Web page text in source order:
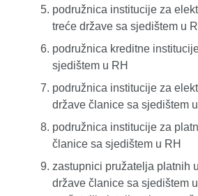
podružnica institucije za
treće države sa sjedištem u
podružnica kreditne
sjedištem u RH
podružnica institucije za
države članice sa sjedištem
podružnica institucije za
članice sa sjedištem u RH
zastupnici pružatelja platnih
države članice sa sjedištem